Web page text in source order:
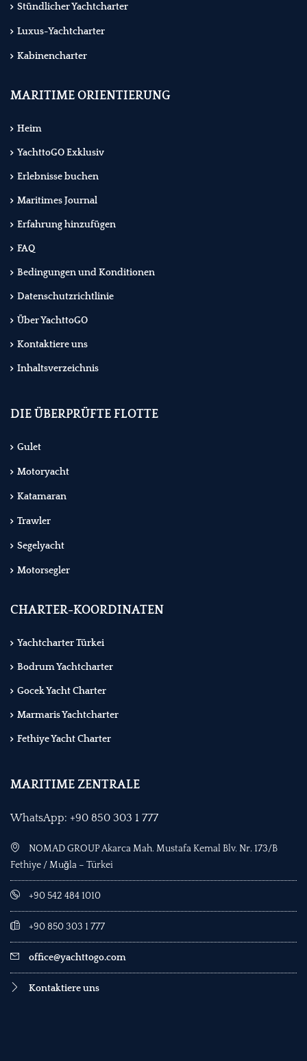
Stündlicher Yachtcharter
Luxus-Yachtcharter
Kabinencharter
MARITIME ORIENTIERUNG
Heim
YachttoGO Exklusiv
Erlebnisse buchen
Maritimes Journal
Erfahrung hinzufügen
FAQ
Bedingungen und Konditionen
Datenschutzrichtlinie
Über YachttoGO
Kontaktiere uns
Inhaltsverzeichnis
DIE ÜBERPRÜFTE FLOTTE
Gulet
Motoryacht
Katamaran
Trawler
Segelyacht
Motorsegler
CHARTER-KOORDINATEN
Yachtcharter Türkei
Bodrum Yachtcharter
Gocek Yacht Charter
Marmaris Yachtcharter
Fethiye Yacht Charter
MARITIME ZENTRALE
WhatsApp: +90 850 303 1 777
NOMAD GROUP Akarca Mah. Mustafa Kemal Blv. Nr. 173/B
Fethiye / Muğla – Türkei
+90 542 484 1010
+90 850 303 1 777
office@yachttogo.com
Kontaktiere uns